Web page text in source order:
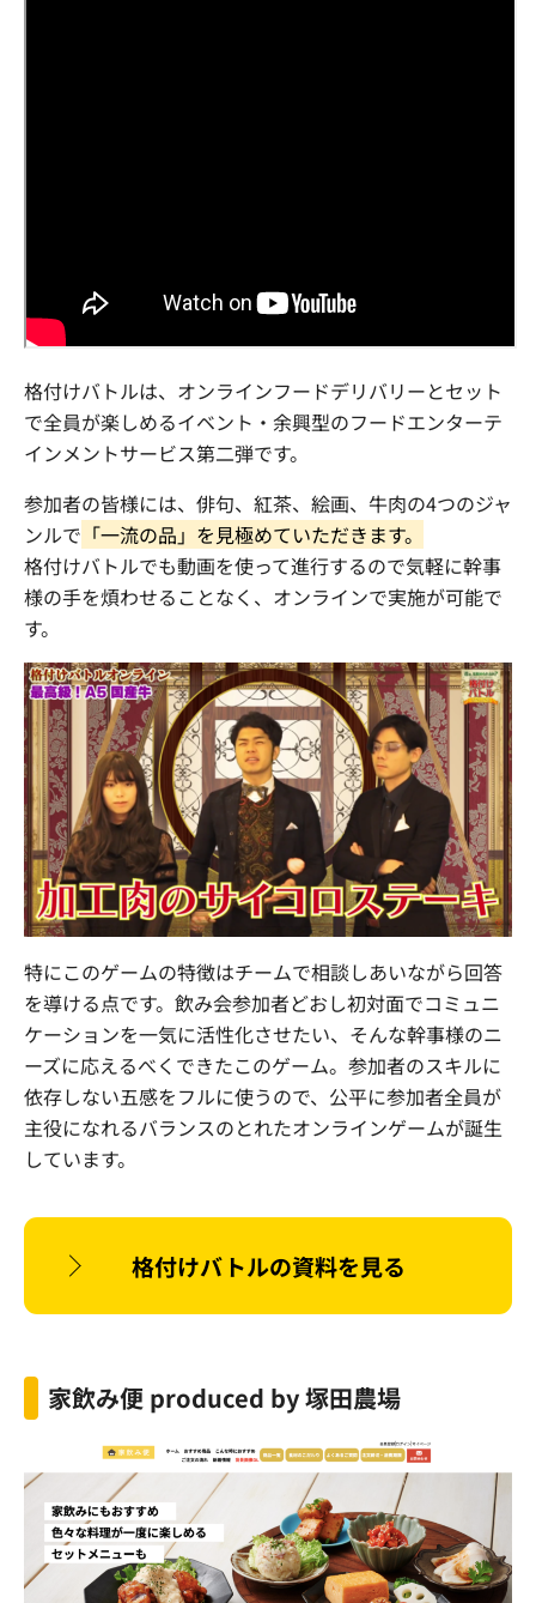
格付けバトルは、オンラインフードデリバリーとセット
で全員が楽しめるイベント・余興型のフードエンターテ
インメントサービス第二弾です。
参加者の皆様には、俳句、紅茶、絵画、牛肉の4つのジャ
ンルで 「一流の品」を見極めていただきます。
格付けバトルでも動画を使って進行するので気軽に幹事
様の手を煩わせることなく、オンラインで実施が可能で
す。
特にこのゲームの特徴はチームで相談しあいながら回答
を導ける点です。飲み会参加者どおし初対面でコミュニ
ケーションを一気に活性化させたい、そんな幹事様のニ
ーズに応えるべくできたこのゲーム。参加者のスキルに
依存しない五感をフルに使うので、公平に参加者全員が
主役になれるバランスのとれたオンラインゲームが誕生
しています。
格付けバトルの資料を見る
家飲み便 produced by塚田農場